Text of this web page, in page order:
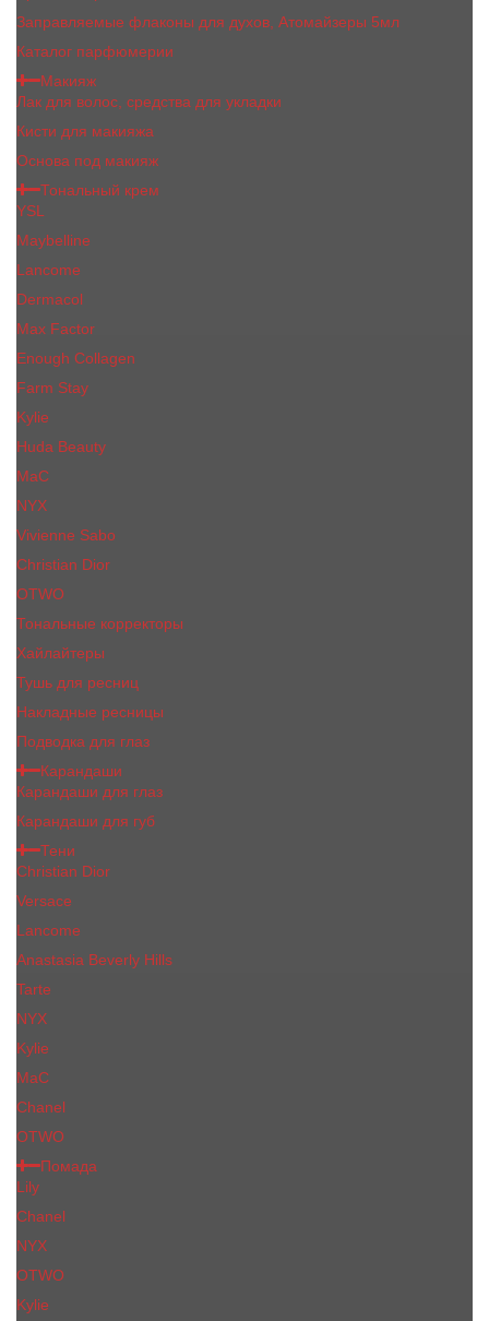
Заправляемые флаконы для духов, Атомайзеры 5мл
Каталог парфюмерии
Макияж
Лак для волос, средства для укладки
Кисти для макияжа
Основа под макияж
Тональный крем
YSL
Maybelline
Lancome
Dermacol
Max Factor
Enough Collagen
Farm Stay
Kylie
Huda Beauty
МаС
NYX
Vivienne Sabo
Сhristiаn Diоr
OTWO
Тональные корректоры
Хайлайтеры
Тушь для ресниц
Накладные ресницы
Подводка для глаз
Карандаши
Карандаши для глаз
Карандаши для губ
Тени
Christian Dior
Versace
Lancome
Anastasia Beverly Hills
Tarte
NYX
Kylie
MaC
Сhanеl
OTWO
Помада
Lily
Chanel
NYX
OTWO
Kylie